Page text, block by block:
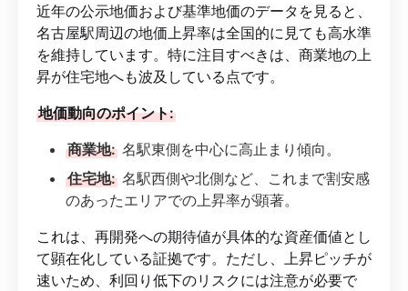
近年の公示地価および基準地価のデータを見ると、
名古屋駅周辺の地価上昇率は全国的に見ても高水準
を維持しています。特に注目すべきは、商業地の上
昇が住宅地へも波及している点です。
地価動向のポイント:
商業地: 名駅東側を中心に高止まり傾向。
住宅地: 名駅西側や北側など、これまで割安感
のあったエリアでの上昇率が顕著。
これは、再開発への期待値が具体的な資産価値とし
て顕在化している証拠です。ただし、上昇ピッチが
速いため、利回り低下のリスクには注意が必要で